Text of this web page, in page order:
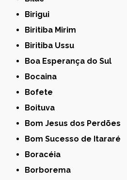
Birigui
Biritiba Mirim
Biritiba Ussu
Boa Esperança do Sul
Bocaina
Bofete
Boituva
Bom Jesus dos Perdões
Bom Sucesso de Itararé
Boracéia
Borborema